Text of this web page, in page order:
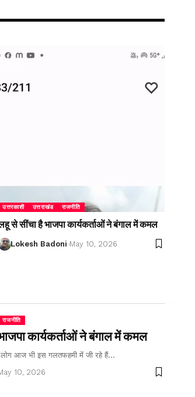
उत्तरकाशी उत्तराखंड राजनीति
से सींचा है भाजपा कार्यकर्ताओं ने बंगाल में कमल
Lokesh Badoni May 10, 2026
राजनीति
कार्यकर्ताओं ने बंगाल में कमल
लोग आज भी इस गलतफहमी में जी रहे हैं…
10, 2026